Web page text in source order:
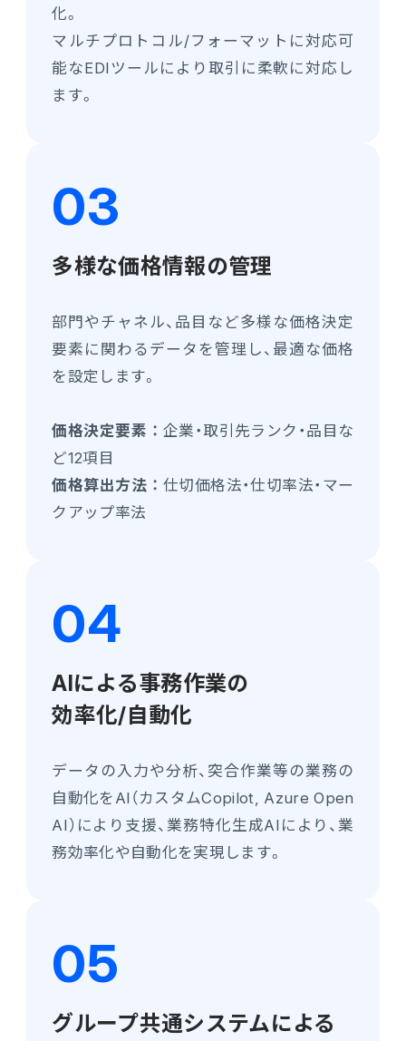
化。
マルチプロトコル/フォーマットに対応可
能なEDIツールにより取引に柔軟に対応し
ます。
多様な価格情報の管理
部門やチャネル、品目など多様な価格決定
要素に関わるデータを管理し、最適な価格
を設定します。
価格決定要素 ： 企業・取引先ランク・品目な
ど12項目
価格算出方法 ： 仕切価格法・仕切率法・マー
クアップ率法
AIによる事務作業の
効率化/自動化
データの入力や分析、突合作業等の業務の
自動化をAI（カスタムCopilot, Azure Open
AI）により支援、業務特化生成AIにより、業
務効率化や自動化を実現します。
グループ共通システムによる